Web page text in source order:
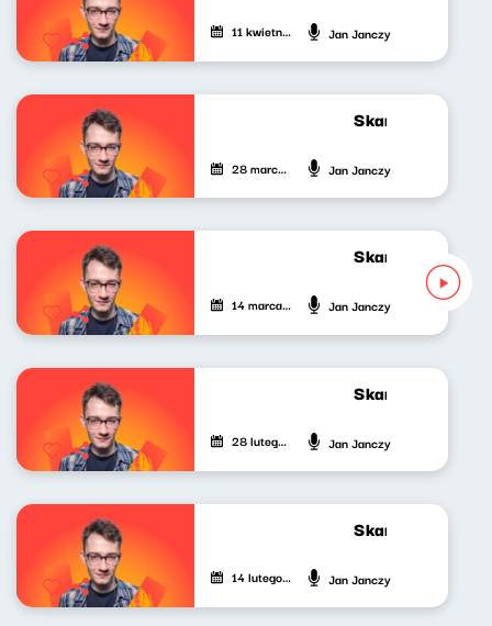
11 kwietnia 2025 Jan Janczy
Skandynawskim
28 marca 2025 Jan Janczy
Skandynawskim
14 marca 2025 Jan Janczy
Skandynawskim
28 lutego 2025 Jan Janczy
Skandynawskim
14 lutego 2025 Jan Janczy